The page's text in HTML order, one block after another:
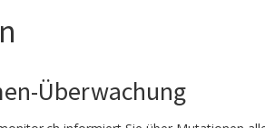
Überwachung